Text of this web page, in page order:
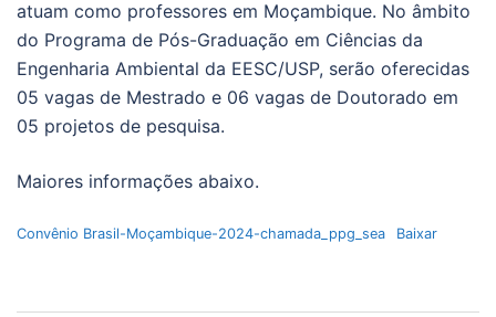
atuam como professores em Moçambique. No âmbito
do Programa de Pós-Graduação em Ciências da
Engenharia Ambiental da EESC/USP, serão oferecidas
05 vagas de Mestrado e 06 vagas de Doutorado em
05 projetos de pesquisa.
Maiores informações abaixo.
Convênio Brasil-Moçambique-2024-chamada_ppg_sea Baixar